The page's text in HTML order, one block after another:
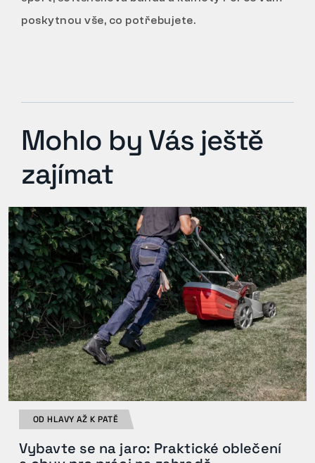
poskytnou vše, co potřebujete.
Mohlo by Vás ještě
zajímat
OD HLAVY AŽ K PATĚ
Vybavte se na jaro: Praktické oblečení